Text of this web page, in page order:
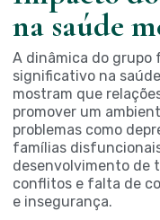
na saúde
A dinâmica do grupo
significativo na
mostram que
promover um
problemas como
famílias
desenvolvimento de
conflitos e falta de
e insegurança.